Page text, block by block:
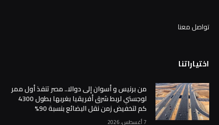
تواصل معنا
اختياراتنا
من برنيس و أسوان إلى دوالا.. مصر تنفذ أول ممر
لوجستي لربط شرق أفريقيا بغربها بطول 4300
كم لتخفيض زمن نقل البضائع بنسبة 90%
7 أغسطس، 2026